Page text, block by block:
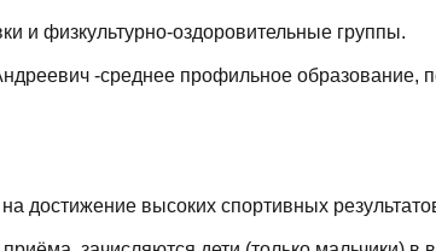
и физкультурно-оздоровительные группы.
-среднее профильное образование,
достижение высоких спортивных